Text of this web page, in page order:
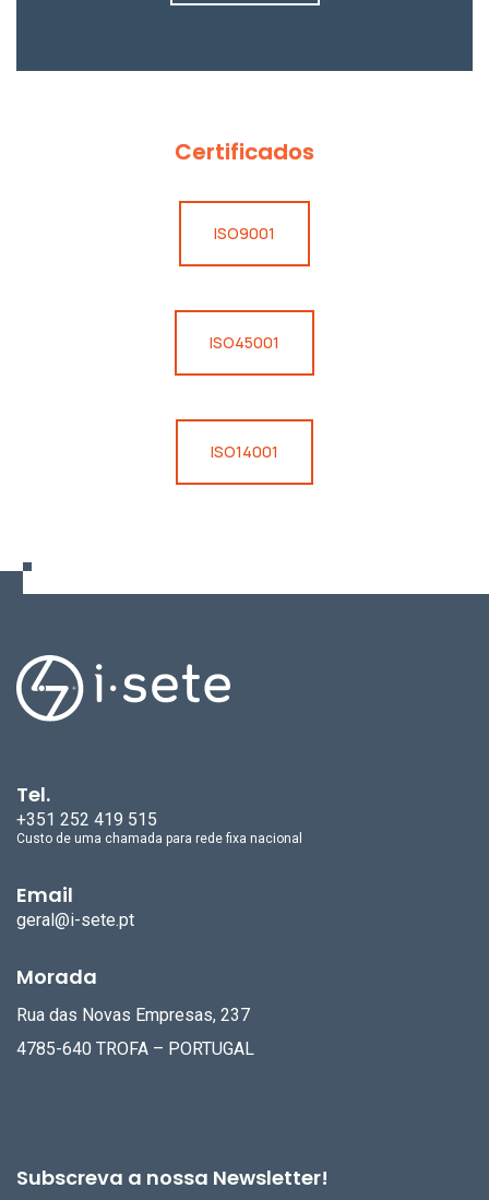
Certificados
ISO9001
ISO45001
ISO14001
Tel.
+351 252 419 515
Custo de uma chamada para rede fixa nacional
Email
geral@i-sete.pt
Morada
Rua das Novas Empresas, 237
4785-640 TROFA – PORTUGAL
Subscreva a nossa Newsletter!